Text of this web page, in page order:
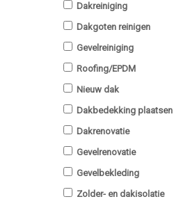
Dakreiniging
Dakgoten reinigen
Gevelreiniging
Roofing/EPDM
Nieuw dak
Dakbedekking plaatsen
Dakrenovatie
Gevelrenovatie
Gevelbekleding
Zolder- en dakisolatie